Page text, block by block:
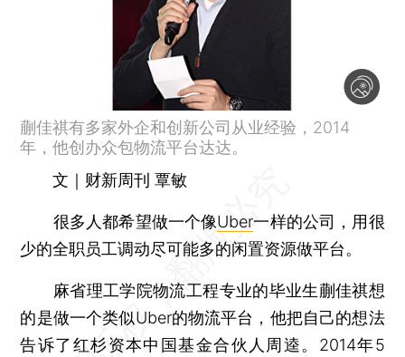
蒯佳祺有多家外企和创新公司从业经验，2014
年，他创办众包物流平台达达。
文｜财新周刊 覃敏
很多人都希望做一个像Uber一样的公司，用很
少的全职员工调动尽可能多的闲置资源做平台。
麻省理工学院物流工程专业的毕业生蒯佳祺想
的是做一个类似Uber的物流平台，他把自己的想法
告诉了红杉资本中国基金合伙人周逵。2014年5